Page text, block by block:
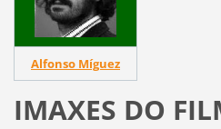
Alfonso Míguez
IMAXES DO